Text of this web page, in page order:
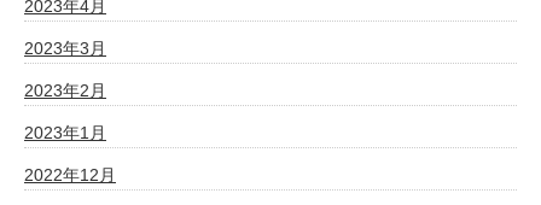
2023年4月
2023年3月
2023年2月
2023年1月
2022年12月